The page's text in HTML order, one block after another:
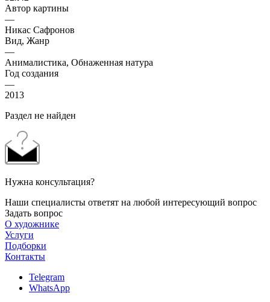
Автор картины
—
Никас Сафронов
Вид, Жанр
—
Анималистика, Обнаженная натура
Год создания
—
2013
Раздел не найден
Нужна консультация?
Наши специалисты ответят на любой интересующий вопрос
Задать вопрос
О художнике
Услуги
Подборки
Контакты
Telegram
WhatsApp